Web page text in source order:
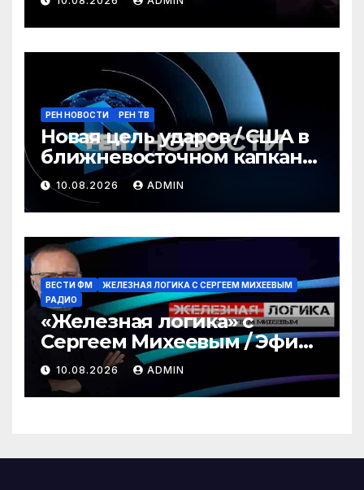
РЕН НОВОСТИ РЕН ТВ
Новая цель ударов / США в
ближневосточном капкане
/ Революция для геймеров
/ РЕН Новости 12:30 10.08
10.08.2026 ADMIN
ВЕСТИ ФМ
ЖЕЛЕЗНАЯ ЛОГИКА С СЕРГЕЕМ МИХЕЕВЫМ
РАДИО
«Железная логика» с
Сергеем Михеевым / Эфир
10.08.2026
10.08.2026 ADMIN